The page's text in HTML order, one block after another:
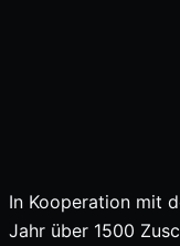
In Kooperation mit
Jahr über 1500